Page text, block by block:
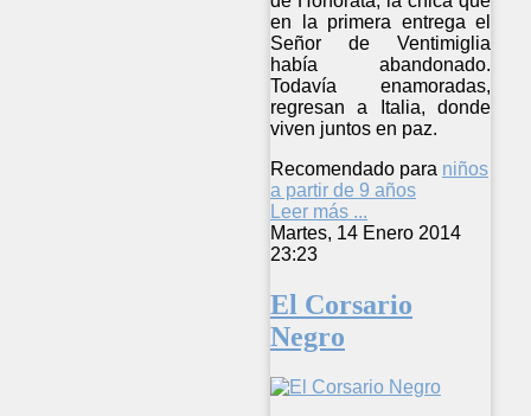
en la primera entrega el
Señor de Ventimiglia
había abandonado.
Todavía enamoradas,
regresan a Italia, donde
viven juntos en paz.
Recomendado para niños
a partir de 9 años
Leer más ...
Martes, 14 Enero 2014
23:23
El Corsario
Negro